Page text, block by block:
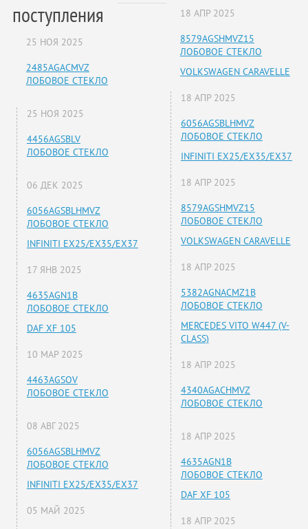
поступления
25 НОЯ 2025
2485AGACMVZ
ЛОБОВОЕ СТЕКЛО
25 НОЯ 2025
4456AGSBLV
ЛОБОВОЕ СТЕКЛО
06 ДЕК 2025
6056AGSBLHMVZ
ЛОБОВОЕ СТЕКЛО
INFINITI EX25/EX35/EX37
17 ЯНВ 2025
4635AGN1B
ЛОБОВОЕ СТЕКЛО
DAF XF 105
10 МАР 2025
4463AGSOV
ЛОБОВОЕ СТЕКЛО
08 АВГ 2025
6056AGSBLHMVZ
ЛОБОВОЕ СТЕКЛО
INFINITI EX25/EX35/EX37
05 МАЙ 2025
18 АПР 2025
8579AGSHMVZ15
ЛОБОВОЕ СТЕКЛО
VOLKSWAGEN CARAVELLE
18 АПР 2025
6056AGSBLHMVZ
ЛОБОВОЕ СТЕКЛО
INFINITI EX25/EX35/EX37
18 АПР 2025
8579AGSHMVZ15
ЛОБОВОЕ СТЕКЛО
VOLKSWAGEN CARAVELLE
18 АПР 2025
5382AGNACMZ1B
ЛОБОВОЕ СТЕКЛО
MERCEDES VITO W447 (V-
CLASS)
18 АПР 2025
4340AGACHMVZ
ЛОБОВОЕ СТЕКЛО
18 АПР 2025
4635AGN1B
ЛОБОВОЕ СТЕКЛО
DAF XF 105
18 АПР 2025